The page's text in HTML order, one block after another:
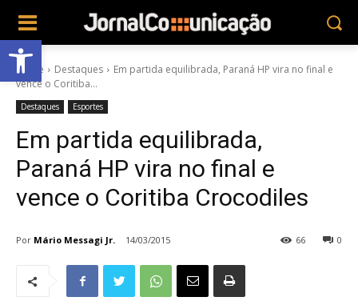
Abrir a barra de ferramentas
Home Destaques
Em partida equilibrada, Paraná HP vira no final e
vence o Coritiba...
Destaques Esportes
Em partida equilibrada,
Paraná HP vira no final e
vence o Coritiba Crocodiles
Por Mário Messagi Jr. 14/03/2015 0
66